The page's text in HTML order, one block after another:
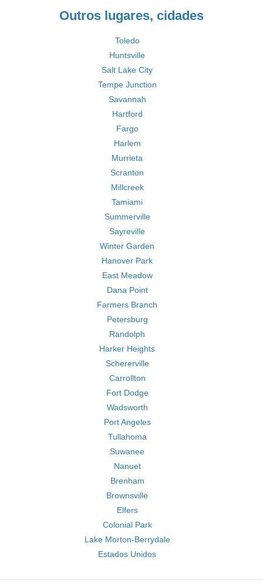
Outros lugares, cidades
Toledo
Huntsville
Salt Lake City
Tempe Junction
Savannah
Hartford
Fargo
Harlem
Murrieta
Scranton
Millcreek
Tamiami
Summerville
Sayreville
Winter Garden
Hanover Park
East Meadow
Dana Point
Farmers Branch
Petersburg
Randolph
Harker Heights
Schererville
Carrollton
Fort Dodge
Wadsworth
Port Angeles
Tullahoma
Suwanee
Nanuet
Brenham
Brownsville
Elfers
Colonial Park
Lake Morton-Berrydale
Estados Unidos